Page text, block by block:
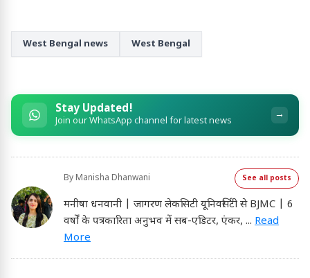
West Bengal news West Bengal
Stay Updated!
Join our WhatsApp channel for latest news →
By Manisha Dhanwani See all posts
मनीषा धनवानी | जागरण लेकसिटी यूनिवर्सिटी से BJMC | 6
वर्षों के पत्रकारिता अनुभव में सब-एडिटर, एंकर, ... Read
More